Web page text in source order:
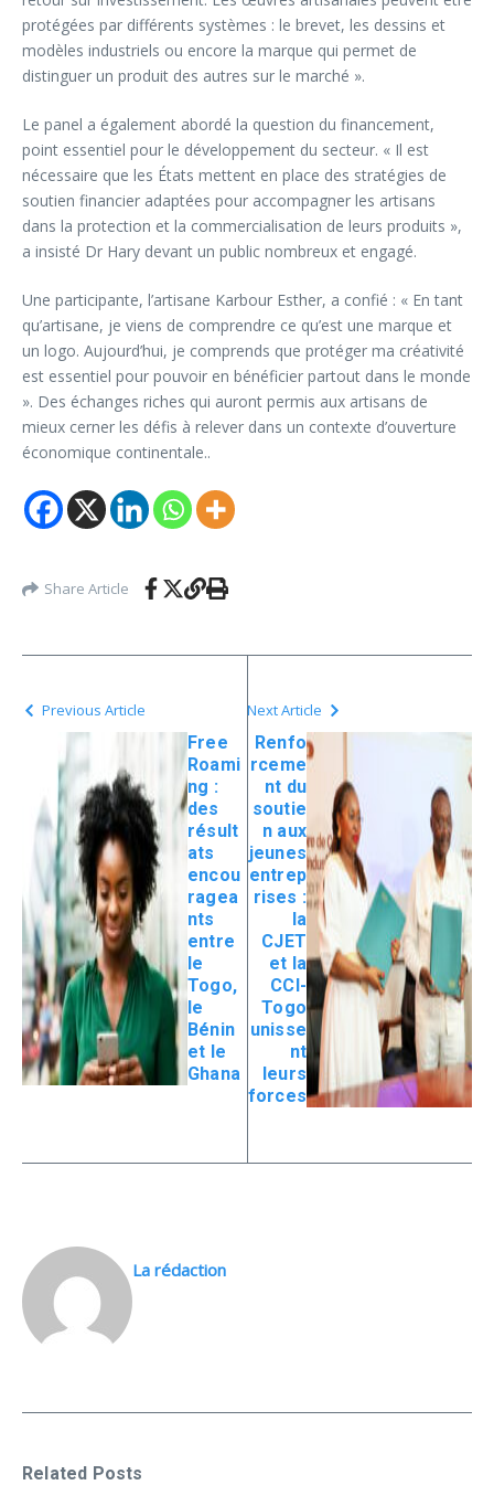
protégées par différents systèmes : le brevet, les dessins et
modèles industriels ou encore la marque qui permet de
distinguer un produit des autres sur le marché ».
Le panel a également abordé la question du financement,
point essentiel pour le développement du secteur. « Il est
nécessaire que les États mettent en place des stratégies de
soutien financier adaptées pour accompagner les artisans
dans la protection et la commercialisation de leurs produits »,
a insisté Dr Hary devant un public nombreux et engagé.
Une participante, l’artisane Karbour Esther, a confié : « En tant
qu’artisane, je viens de comprendre ce qu’est une marque et
un logo. Aujourd’hui, je comprends que protéger ma créativité
est essentiel pour pouvoir en bénéficier partout dans le monde
». Des échanges riches qui auront permis aux artisans de
mieux cerner les défis à relever dans un contexte d’ouverture
économique continentale..
Share Article
Previous Article
Free
Roami
ng :
des
résult
ats
encou
ragea
nts
entre
le
Togo,
le
Bénin
et le
Ghana
Next Article
Renfo
rceme
nt du
soutie
n aux
jeunes
entrep
rises :
la
CJET
et la
CCI-
Togo
unisse
nt
leurs
forces
La rédaction
Related Posts